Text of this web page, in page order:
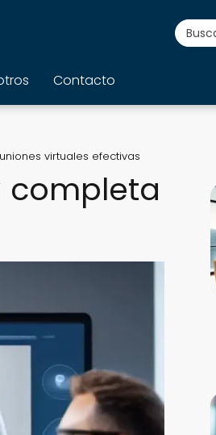
Contacto
virtuales efectivas
completa